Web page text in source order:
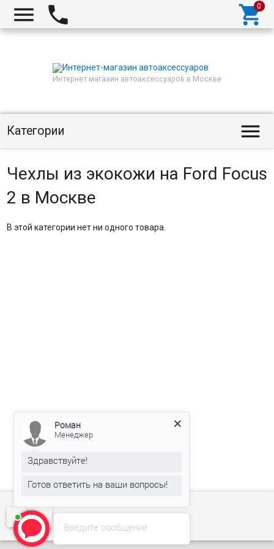
  
Интернет магазин автоаксессуаров в Москве
Категории 
Чехлы из экокожи на Ford Focus
2 в Москве
В этой категории нет ни одного товара.
Введите сообщение
Роман
Менеджер
Здравствуйте!
Готов ответить на ваши вопросы!